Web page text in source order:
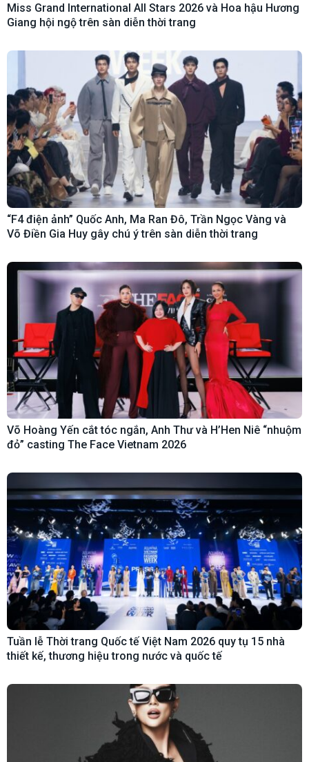
Miss Grand International All Stars 2026 và Hoa hậu Hương
Giang hội ngộ trên sàn diễn thời trang
“F4 điện ảnh” Quốc Anh, Ma Ran Đô, Trần Ngọc Vàng và
Võ Điền Gia Huy gây chú ý trên sàn diễn thời trang
Võ Hoàng Yến cắt tóc ngắn, Anh Thư và H’Hen Niê “nhuộm
đỏ” casting The Face Vietnam 2026
Tuần lễ Thời trang Quốc tế Việt Nam 2026 quy tụ 15 nhà
thiết kế, thương hiệu trong nước và quốc tế